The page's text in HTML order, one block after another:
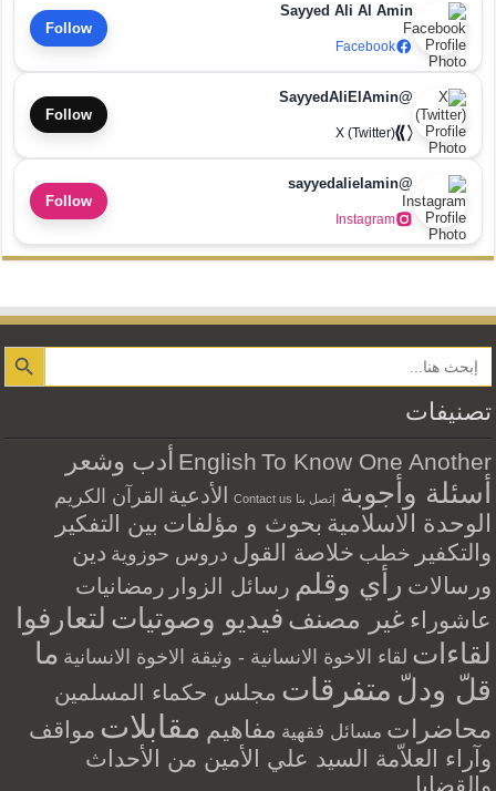
Sayyed Ali Al Amin
Facebook
Follow
@SayyedAliElAmin
X (Twitter)
Follow
@sayyedalielamin
Instagram
Follow
Search Button
تصنيفات
English To Know One Another أدب وشعر
أسئلة وأجوبة إتصل بنا Contact us الأدعية القرآن الكريم
الوحدة الاسلامية بحوث و مؤلفات بين التفكير
والتكفير خطب خلاصة القول دروس حوزوية دين
ورسالات رأي وقلم رسائل الزوار رمضانيات
عاشوراء غير مصنف فيديو وصوتيات لتعارفوا
لقاءات لقاء الاخوة الانسانية - وثيقة الاخوة الانسانية ما
قلّ ودلّ متفرقات مجلس حكماء المسلمين
محاضرات مسائل فقهية مفاهيم مقابلات مواقف
وآراء العلاّمة السيد علي الأمين من الأحداث
والقضايا